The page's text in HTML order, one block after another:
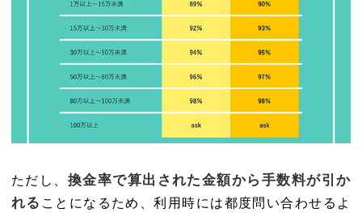
ただし、 換金率で算出された金額から手数料が引か
れる ことになるため、利用時には都度問い合わせるよ